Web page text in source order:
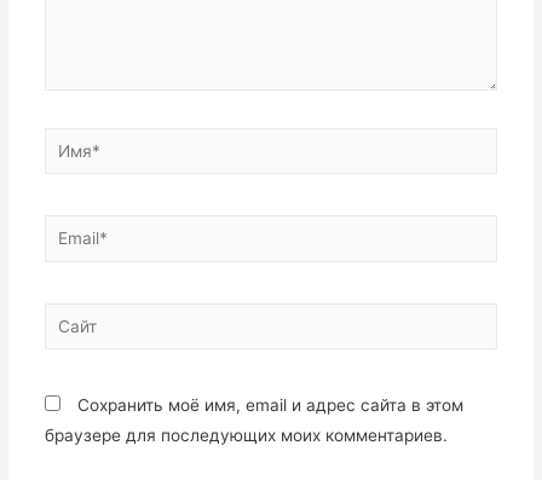
Имя*
Email*
Сайт
Сохранить моё имя, email и адрес сайта в этом
браузере для последующих моих комментариев.